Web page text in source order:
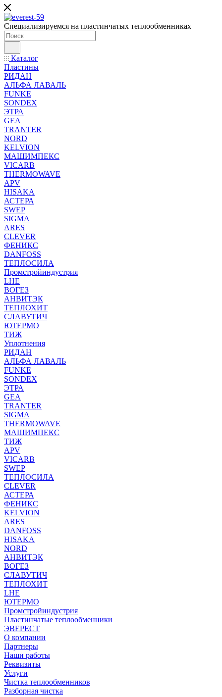
Специализируемся на пластинчатых теплообменниках
Каталог
Пластины
РИДАН
АЛЬФА ЛАВАЛЬ
FUNKE
SONDEX
ЭТРА
GEA
TRANTER
NORD
KELVION
МАШИМПЕКС
VICARB
THERMOWAVE
APV
HISAKA
АСТЕРА
SWEP
SIGMA
ARES
CLEVER
ФЕНИКС
DANFOSS
ТЕПЛОСИЛА
Промстройиндустрия
LHE
ВОГЕЗ
АНВИТЭК
ТЕПЛОХИТ
СЛАВУТИЧ
ЮТЕРМО
ТИЖ
Уплотнения
РИДАН
АЛЬФА ЛАВАЛЬ
FUNKE
SONDEX
ЭТРА
GEA
TRANTER
SIGMA
THERMOWAVE
МАШИМПЕКС
ТИЖ
APV
VICARB
SWEP
ТЕПЛОСИЛА
CLEVER
АСТЕРА
ФЕНИКС
KELVION
ARES
DANFOSS
HISAKA
NORD
АНВИТЭК
ВОГЕЗ
СЛАВУТИЧ
ТЕПЛОХИТ
LHE
ЮТЕРМО
Промстройиндустрия
Пластинчатые теплообменники
ЭВЕРЕСТ
О компании
Партнеры
Наши работы
Реквизиты
Услуги
Чистка теплообменников
Разборная чистка